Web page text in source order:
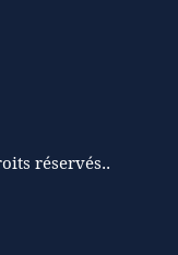
réservés..